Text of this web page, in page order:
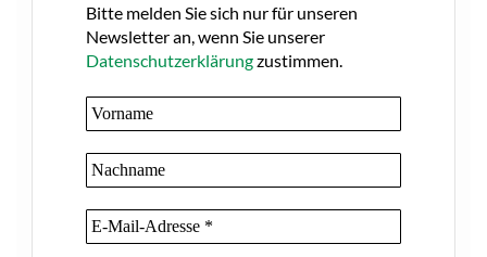
Bitte melden Sie sich nur für unseren
Newsletter an, wenn Sie unserer
Datenschutzerklärungzustimmen.